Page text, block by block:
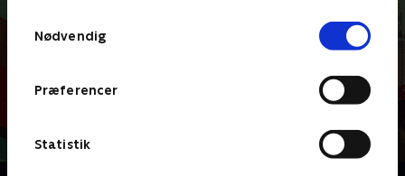
Nødvendig
Præferencer
Statistik